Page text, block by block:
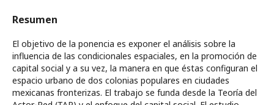
Resumen
El objetivo de la ponencia es exponer el análisis sobre la
influencia de las condicionales espaciales, en la promoción de
capital social y a su vez, la manera en que éstas configuran el
espacio urbano de dos colonias populares en ciudades
mexicanas fronterizas. El trabajo se funda desde la Teoría del